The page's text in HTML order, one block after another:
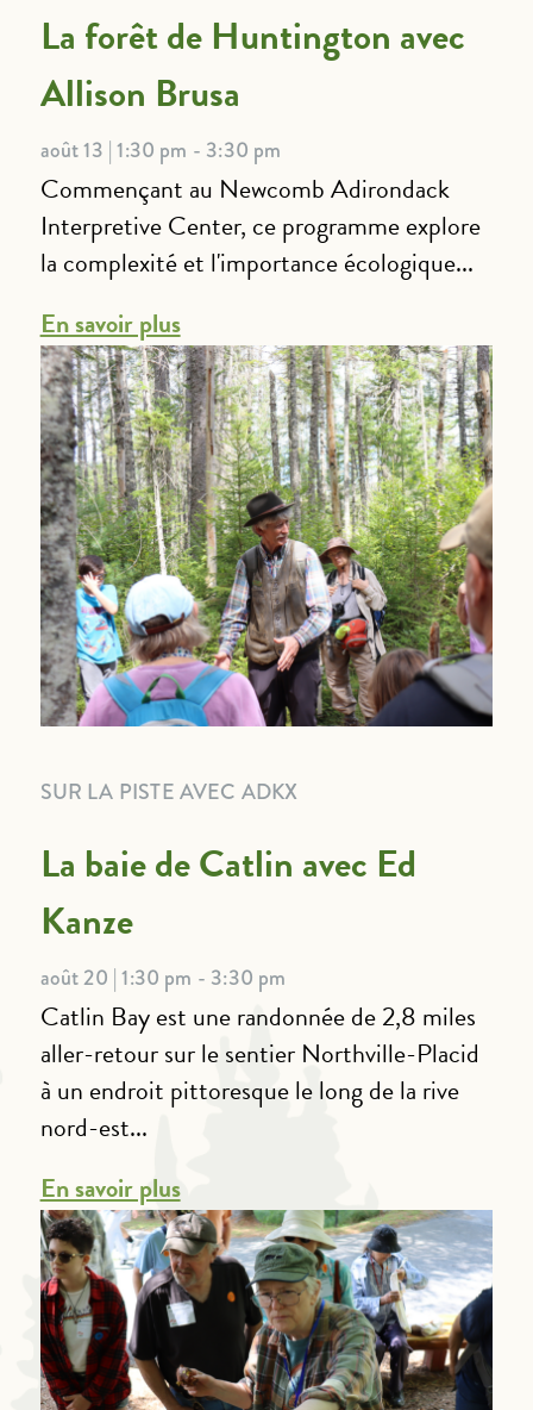
La forêt de Huntington avec
Allison Brusa
août 13 | 1:30 pm - 3:30 pm
Commençant au Newcomb Adirondack
Interpretive Center, ce programme explore
la complexité et l'importance écologique...
En savoir plus
SUR LA PISTE AVEC ADKX
La baie de Catlin avec Ed
Kanze
août 20 | 1:30 pm - 3:30 pm
Catlin Bay est une randonnée de 2,8 miles
aller-retour sur le sentier Northville-Placid
à un endroit pittoresque le long de la rive
nord-est...
En savoir plus